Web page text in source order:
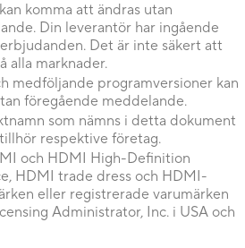
komma att ändras utan
Din leverantör har ingående
Det är inte säkert att
alla marknader.
medföljande programversioner kan
föregående meddelande.
som nämns i detta dokument
respektive företag.
och HDMI High-Definition
HDMI trade dress och HDMI-
eller registrerade varumärken
Administrator, Inc. i USA och